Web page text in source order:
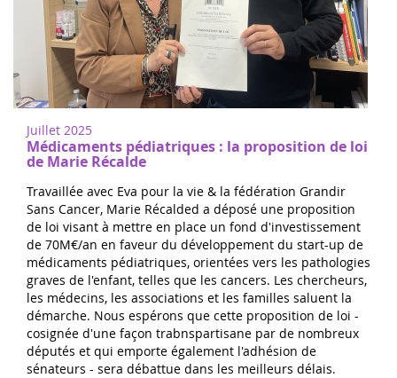
Juillet 2025
Médicaments pédiatriques : la proposition de loi
de Marie Récalde
Travaillée avec Eva pour la vie & la fédération Grandir
Sans Cancer, Marie Récalded a déposé une proposition
de loi visant à mettre en place un fond d'investissement
de 70M€/an en faveur du développement du start-up de
médicaments pédiatriques, orientées vers les pathologies
graves de l'enfant, telles que les cancers. Les chercheurs,
les médecins, les associations et les familles saluent la
démarche. Nous espérons que cette proposition de loi -
cosignée d'une façon trabnspartisane par de nombreux
députés et qui emporte également l'adhésion de
sénateurs - sera débattue dans les meilleurs délais.